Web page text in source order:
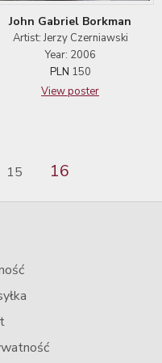
John Gabriel Borkman
Artist: Jerzy Czerniawski
Year: 2006
PLN 150
View poster
15 16